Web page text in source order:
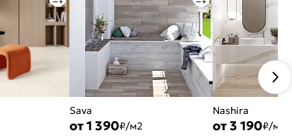
Sava
от 1 390₽/м2
Nashira
от 3 190₽/м2